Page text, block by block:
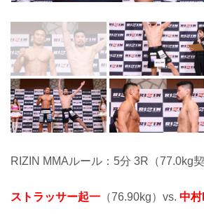
RIZIN MMAルール：5分 3R（77.0kg契
ストラッサー起一 （76.90kg）vs. 中